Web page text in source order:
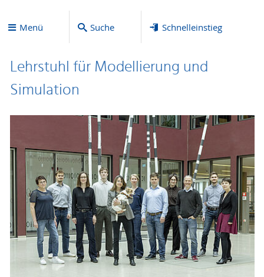
Menü Suche Schnelleinstieg
Lehrstuhl für Modellierung und
Simulation